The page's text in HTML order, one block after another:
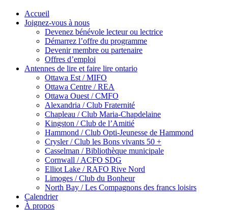
Accueil
Joignez-vous à nous
Devenez bénévole lecteur ou lectrice
Démarrez l’offre du programme
Devenir membre ou partenaire
Offres d’emploi
Antennes de lire et faire lire ontario
Ottawa Est / MIFO
Ottawa Centre / REA
Ottawa Ouest / CMFO
Alexandria / Club Fraternité
Chapleau / Club Maria-Chapdelaine
Kingston / Club de l’Amitié
Hammond / Club Opti-Jeunesse de Hammond
Crysler / Club les Bons vivants 50 +
Casselman / Bibliothèque municipale
Cornwall / ACFO SDG
Elliot Lake / RAFO Rive Nord
Limoges / Club du Bonheur
North Bay / Les Compagnons des francs loisirs
Calendrier
À propos